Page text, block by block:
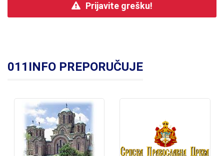
Prijavite grešku!
011INFO PREPORUČUJE